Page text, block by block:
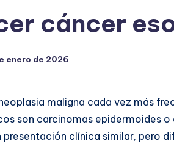
cáncer
enero de 2026
maligna cada vez más
son carcinomas epidermoides
clínica similar, pero